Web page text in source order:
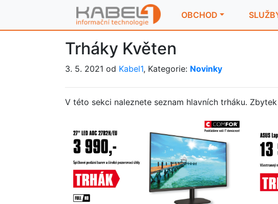
OBCHOD
Trháky Květen
3. 5. 2021 od Kabel1, Kategorie: Novinky
V této sekci naleznete seznam hlavních trháku.